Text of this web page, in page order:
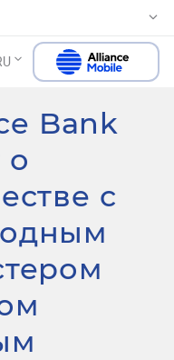
Bank
о
с